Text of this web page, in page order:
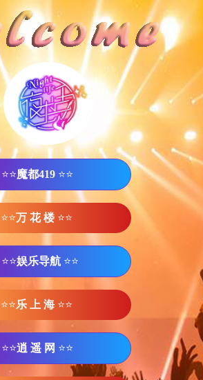
⭐⭐魔都419 ⭐⭐
⭐⭐万 花 楼 ⭐⭐
⭐⭐娱乐导航 ⭐⭐
⭐⭐乐 上 海 ⭐⭐
⭐⭐逍 遥 网 ⭐⭐